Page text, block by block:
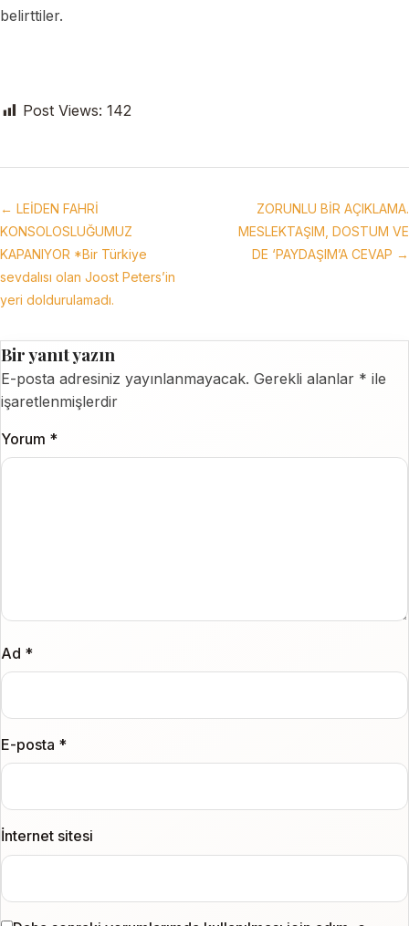
belirttiler.
Post Views: 142
← LEİDEN FAHRİ
KONSOLOSLUĞUMUZ
KAPANIYOR *Bir Türkiye
sevdalısı olan Joost Peters’in
yeri doldurulamadı.
ZORUNLU BİR AÇIKLAMA.
MESLEKTAŞIM, DOSTUM VE
DE ‘PAYDAŞIM’A CEVAP →
Bir yanıt yazın
E-posta adresiniz yayınlanmayacak. Gerekli alanlar * ile
işaretlenmişlerdir
Yorum *
Ad *
E-posta *
İnternet sitesi